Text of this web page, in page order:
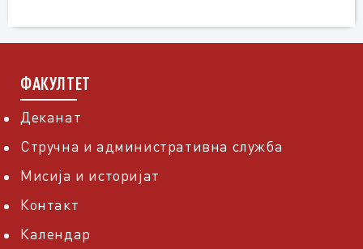
ФАКУЛТЕТ
Деканат
Стручна и административна служба
Мисија и историјат
Контакт
Календар